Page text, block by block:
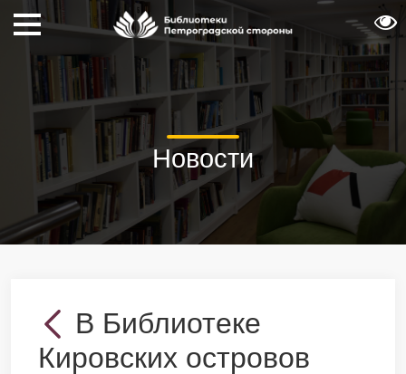
Новости
В Библиотеке
Кировских островов